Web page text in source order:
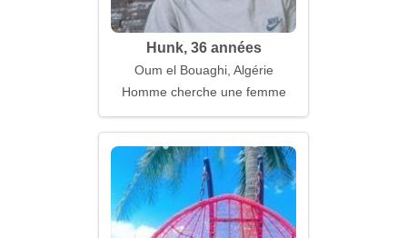
Hunk, 36 années
Oum el Bouaghi, Algérie
Homme cherche une femme